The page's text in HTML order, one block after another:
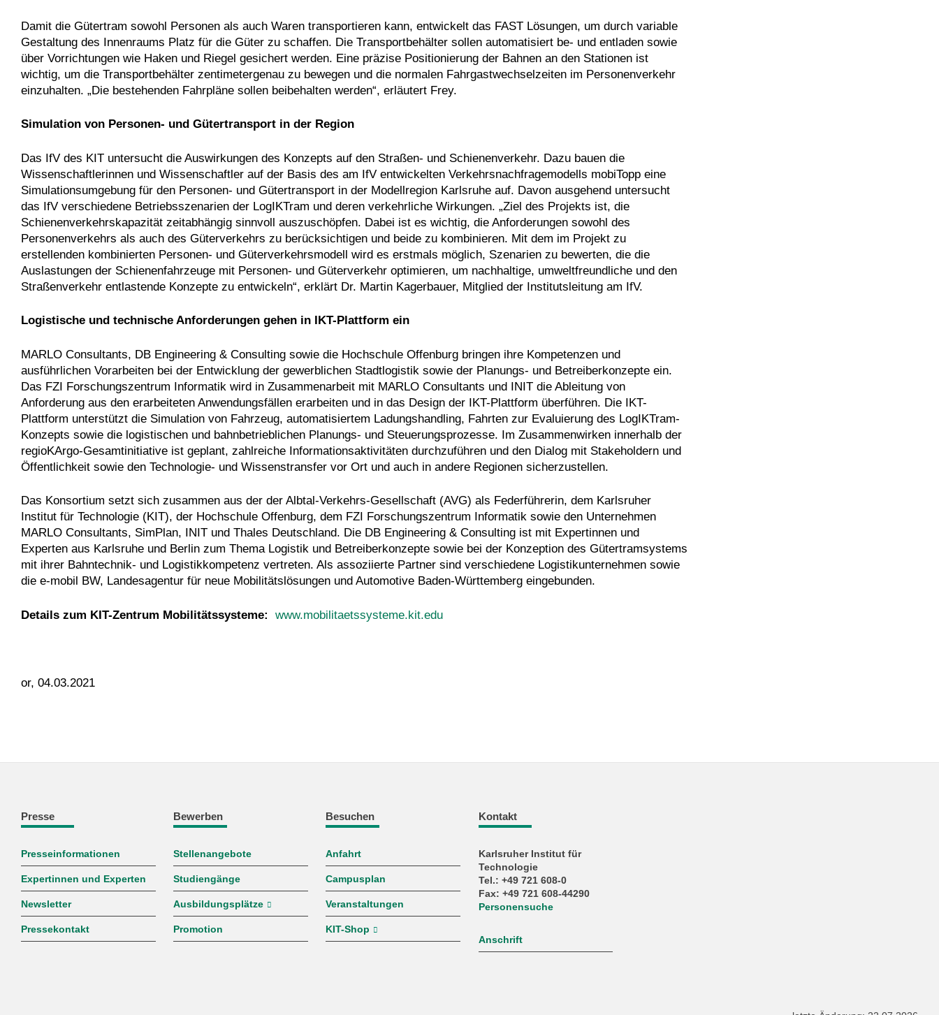
Damit die Gütertram sowohl Personen als auch Waren transportieren kann, entwickelt das FAST Lösungen, um durch variable
Gestaltung des Innenraums Platz für die Güter zu schaffen. Die Transportbehälter sollen automatisiert be- und entladen sowie
über Vorrichtungen wie Haken und Riegel gesichert werden. Eine präzise Positionierung der Bahnen an den Stationen ist
wichtig, um die Transportbehälter zentimetergenau zu bewegen und die normalen Fahrgastwechselzeiten im Personenverkehr
einzuhalten. „Die bestehenden Fahrpläne sollen beibehalten werden“, erläutert Frey.
Simulation von Personen- und Gütertransport in der Region
Das IfV des KIT untersucht die Auswirkungen des Konzepts auf den Straßen- und Schienenverkehr. Dazu bauen die
Wissenschaftlerinnen und Wissenschaftler auf der Basis des am IfV entwickelten Verkehrsnachfragemodells mobiTopp eine
Simulationsumgebung für den Personen- und Gütertransport in der Modellregion Karlsruhe auf. Davon ausgehend untersucht
das IfV verschiedene Betriebsszenarien der LogIKTram und deren verkehrliche Wirkungen. „Ziel des Projekts ist, die
Schienenverkehrskapazität zeitabhängig sinnvoll auszuschöpfen. Dabei ist es wichtig, die Anforderungen sowohl des
Personenverkehrs als auch des Güterverkehrs zu berücksichtigen und beide zu kombinieren. Mit dem im Projekt zu
erstellenden kombinierten Personen- und Güterverkehrsmodell wird es erstmals möglich, Szenarien zu bewerten, die die
Auslastungen der Schienenfahrzeuge mit Personen- und Güterverkehr optimieren, um nachhaltige, umweltfreundliche und den
Straßenverkehr entlastende Konzepte zu entwickeln“, erklärt Dr. Martin Kagerbauer, Mitglied der Institutsleitung am IfV.
Logistische und technische Anforderungen gehen in IKT-Plattform ein
MARLO Consultants, DB Engineering & Consulting sowie die Hochschule Offenburg bringen ihre Kompetenzen und
ausführlichen Vorarbeiten bei der Entwicklung der gewerblichen Stadtlogistik sowie der Planungs- und Betreiberkonzepte ein.
Das FZI Forschungszentrum Informatik wird in Zusammenarbeit mit MARLO Consultants und INIT die Ableitung von
Anforderung aus den erarbeiteten Anwendungsfällen erarbeiten und in das Design der IKT-Plattform überführen. Die IKT-
Plattform unterstützt die Simulation von Fahrzeug, automatisiertem Ladungshandling, Fahrten zur Evaluierung des LogIKTram-
Konzepts sowie die logistischen und bahnbetrieblichen Planungs- und Steuerungsprozesse. Im Zusammenwirken innerhalb der
regioKArgo-Gesamtinitiative ist geplant, zahlreiche Informationsaktivitäten durchzuführen und den Dialog mit Stakeholdern und
Öffentlichkeit sowie den Technologie- und Wissenstransfer vor Ort und auch in andere Regionen sicherzustellen.
Das Konsortium setzt sich zusammen aus der der Albtal-Verkehrs-Gesellschaft (AVG) als Federführerin, dem Karlsruher
Institut für Technologie (KIT), der Hochschule Offenburg, dem FZI Forschungszentrum Informatik sowie den Unternehmen
MARLO Consultants, SimPlan, INIT und Thales Deutschland. Die DB Engineering & Consulting ist mit Expertinnen und
Experten aus Karlsruhe und Berlin zum Thema Logistik und Betreiberkonzepte sowie bei der Konzeption des Gütertramsystems
mit ihrer Bahntechnik- und Logistikkompetenz vertreten. Als assoziierte Partner sind verschiedene Logistikunternehmen sowie
die e-mobil BW, Landesagentur für neue Mobilitätslösungen und Automotive Baden-Württemberg eingebunden.
Details zum KIT-Zentrum Mobilitätssysteme: www.mobilitaetssysteme.kit.edu
or, 04.03.2021
Presse
Presseinformationen
Expertinnen und Experten
Newsletter
Pressekontakt
Bewerben
Stellenangebote
Studiengänge
Ausbildungsplätze
Promotion
Besuchen
Anfahrt
Campusplan
Veranstaltungen
KIT-Shop
Kontakt
Karlsruher Institut für
Technologie
Tel.: +49 721 608-0
Fax: +49 721 608-44290
Personensuche
Anschrift